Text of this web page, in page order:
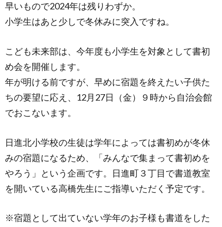
早いもので2024年は残りわずか。
小学生はあと少しで冬休みに突入ですね。
こども未来部は、今年度も小学生を対象として書初
め会を開催します。
年が明ける前ですが、早めに宿題を終えたい子供た
ちの要望に応え、12月27日（金）９時から自治会館
でおこないます。
日進北小学校の生徒は学年によっては書初めが冬休
みの宿題になるため、「みんなで集まって書初めを
やろう」という企画です。日進町３丁目で書道教室
を開いている高橋先生にご指導いただく予定です。
※宿題として出ていない学年のお子様も書道をした